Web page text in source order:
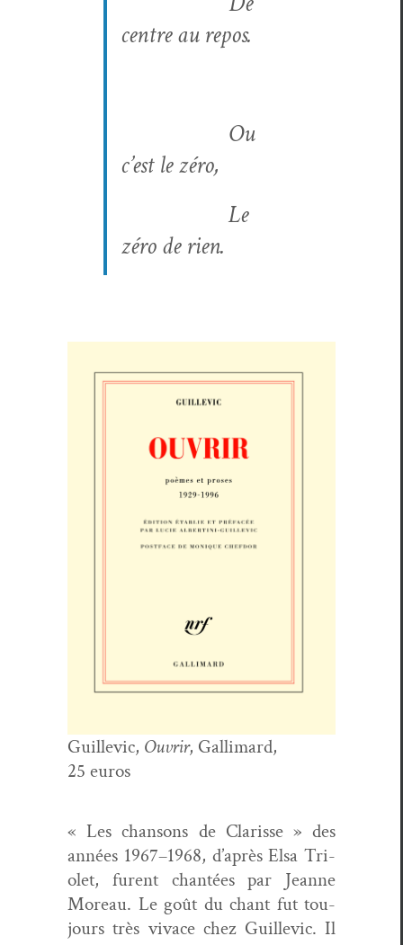
cen­tre au repos.
Ou
c’est le zéro,
Le
zéro de rien.
Guille­vic, Ouvrir, Gal­li­mard,
25 euros
« Les chan­sons de Clarisse » des
années 1967–1968, d’après Elsa Tri­
o­let, furent chan­tées par Jeanne
More­au. Le goût du chant fut tou­
jours très vivace chez Guille­vic. Il